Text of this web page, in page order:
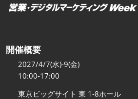
開催概要
2027/4/7(水)-9(金)
10:00-17:00
東京ビッグサイト 東 1-8ホール